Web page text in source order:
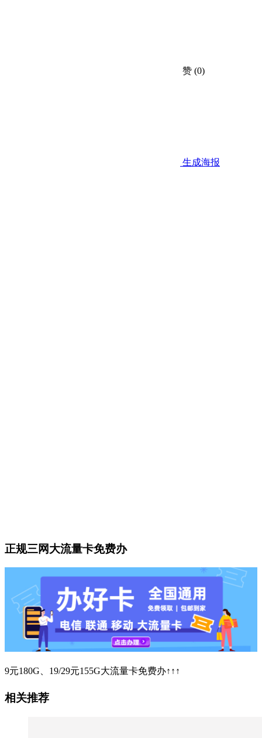
赞 (0)
生成海报
正规三网大流量卡免费办
9元180G、19/29元155G大流量卡免费办↑↑↑
相关推荐